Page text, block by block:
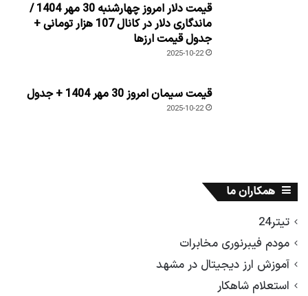
قیمت دلار امروز چهارشنبه 30 مهر 1404 /
ماندگاری دلار در کانال 107 هزار تومانی +
جدول قیمت ارزها
2025-10-22
قیمت سیمان امروز 30 مهر 1404 + جدول
2025-10-22
همکاران ما
تیتر24
مودم فیبرنوری مخابرات
آموزش ارز دیجیتال در مشهد
استعلام شاهکار